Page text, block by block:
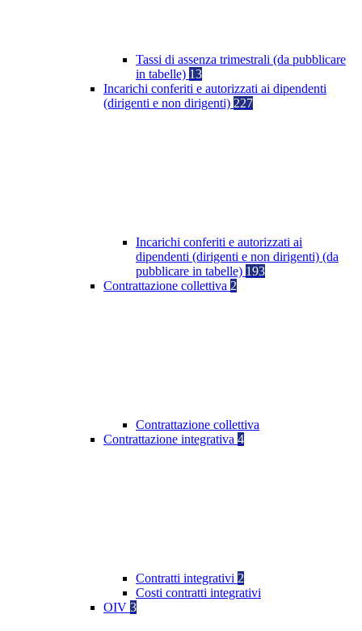
Tassi di assenza trimestrali (da pubblicare
in tabelle) 13
Incarichi conferiti e autorizzati ai dipendenti
(dirigenti e non dirigenti) 227
Incarichi conferiti e autorizzati ai
dipendenti (dirigenti e non dirigenti) (da
pubblicare in tabelle) 193
Contrattazione collettiva 2
Contrattazione collettiva
Contrattazione integrativa 4
Contratti integrativi 2
Costi contratti integrativi
OIV 3